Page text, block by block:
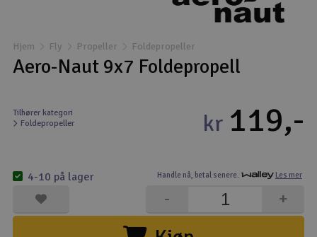
Droner
Fly
Helikopter
Kamerautstyr
Hjem Fly Propeller Foldepropeller
Aero-Naut 9x7 Foldepropell
Tilhører kategori
Foldepropeller
Handle nå, betal senere. Les mer
kr 119,-
+
-
4-10 på lager